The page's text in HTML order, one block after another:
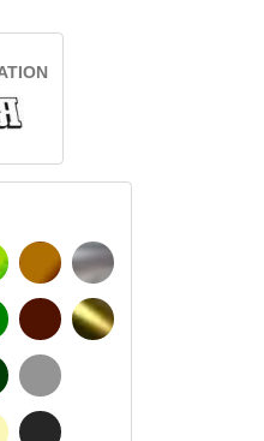
Renversé
CLAIR
FONCÉ
NOISETTE
BRUN FONCÉ
GRIS CLAIR
GRIS FONCÉ
ARGENT
OR